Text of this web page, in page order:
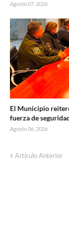
Agosto 07, 2026
El Municipio
fuerza de
Agosto 06, 2026
Artículo Anterior
Corte de